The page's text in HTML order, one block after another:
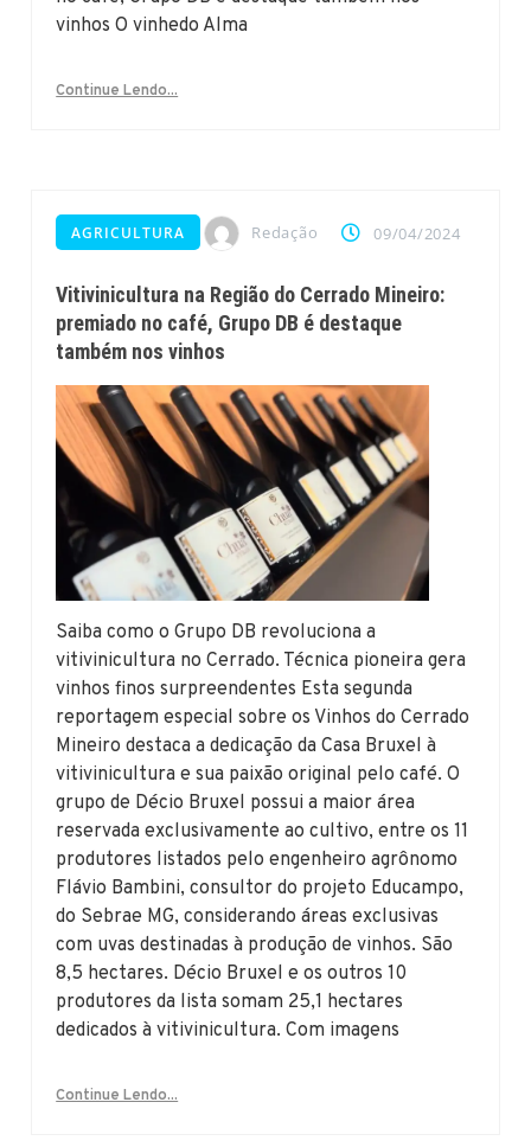
vinhos O vinhedo Alma
Continue Lendo...
AGRICULTURA Redação 09/04/2024
Vitivinicultura na Região do Cerrado Mineiro:
premiado no café, Grupo DB é destaque
também nos vinhos
Saiba como o Grupo DB revoluciona a
vitivinicultura no Cerrado. Técnica pioneira gera
vinhos finos surpreendentes Esta segunda
reportagem especial sobre os Vinhos do Cerrado
Mineiro destaca a dedicação da Casa Bruxel à
vitivinicultura e sua paixão original pelo café. O
grupo de Décio Bruxel possui a maior área
reservada exclusivamente ao cultivo, entre os 11
produtores listados pelo engenheiro agrônomo
Flávio Bambini, consultor do projeto Educampo,
do Sebrae MG, considerando áreas exclusivas
com uvas destinadas à produção de vinhos. São
8,5 hectares. Décio Bruxel e os outros 10
produtores da lista somam 25,1 hectares
dedicados à vitivinicultura. Com imagens
Continue Lendo...